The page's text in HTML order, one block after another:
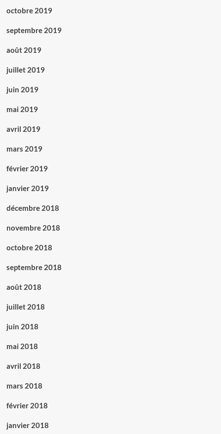
octobre 2019
septembre 2019
août 2019
juillet 2019
juin 2019
mai 2019
avril 2019
mars 2019
février 2019
janvier 2019
décembre 2018
novembre 2018
octobre 2018
septembre 2018
août 2018
juillet 2018
juin 2018
mai 2018
avril 2018
mars 2018
février 2018
janvier 2018